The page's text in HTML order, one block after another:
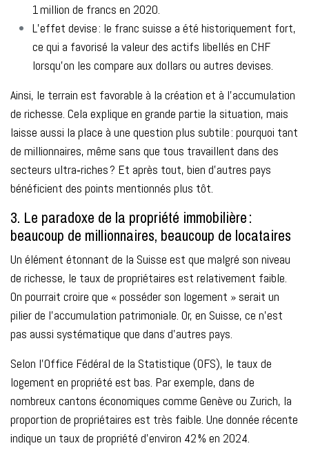
1 million de francs en 2020.
L’effet devise : le franc suisse a été historiquement fort,
ce qui a favorisé la valeur des actifs libellés en CHF
lorsqu’on les compare aux dollars ou autres devises.
Ainsi, le terrain est favorable à la création et à l’accumulation
de richesse. Cela explique en grande partie la situation, mais
laisse aussi la place à une question plus subtile : pourquoi tant
de millionnaires, même sans que tous travaillent dans des
secteurs ultra‑riches ? Et après tout, bien d'autres pays
bénéficient des points mentionnés plus tôt.
3. Le paradoxe de la propriété immobilière :
beaucoup de millionnaires, beaucoup de locataires
Un élément étonnant de la Suisse est que malgré son niveau
de richesse, le taux de propriétaires est relativement faible.
On pourrait croire que « posséder son logement » serait un
pilier de l’accumulation patrimoniale. Or, en Suisse, ce n’est
pas aussi systématique que dans d’autres pays.
Selon l’Office Fédéral de la Statistique (OFS), le taux de
logement en propriété est bas. Par exemple, dans de
nombreux cantons économiques comme Genève ou Zurich, la
proportion de propriétaires est très faible. Une donnée récente
indique un taux de propriété d’environ 42 % en 2024.